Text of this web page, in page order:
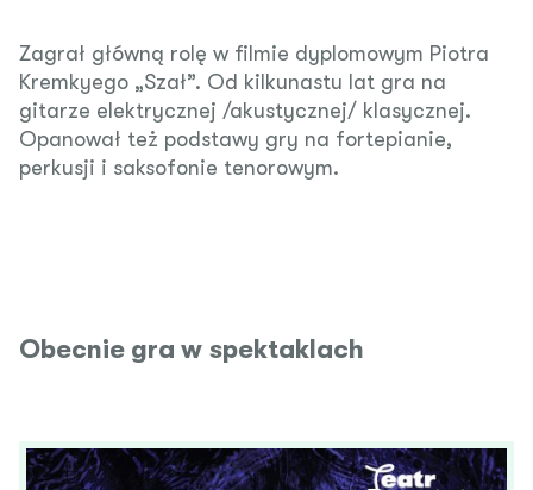
Zagrał główną rolę w filmie dyplomowym Piotra
Kremkyego „Szał”. Od kilkunastu lat gra na
gitarze elektrycznej /akustycznej/ klasycznej.
Opanował też podstawy gry na fortepianie,
perkusji i saksofonie tenorowym.
Obecnie gra w spektaklach